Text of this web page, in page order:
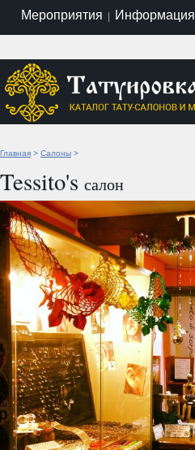
Мероприятия | Информация
Главная > Салоны >
Tessito's салон